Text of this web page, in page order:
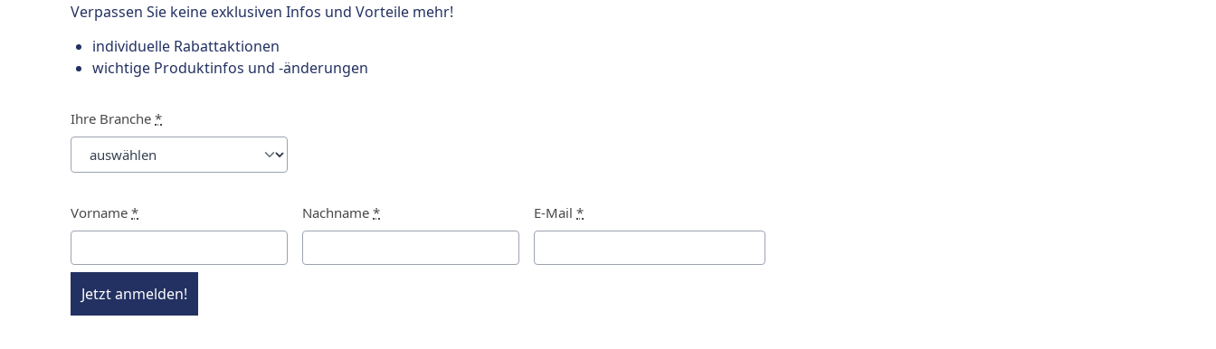
Verpassen Sie keine exklusiven Infos und Vorteile mehr!
individuelle Rabattaktionen
wichtige Produktinfos und -änderungen
Ihre Branche *
Vorname * Nachname * E-Mail *
Jetzt anmelden!